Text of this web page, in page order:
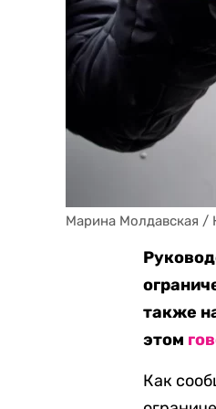
Марина Молдавская /
также
этом
Как